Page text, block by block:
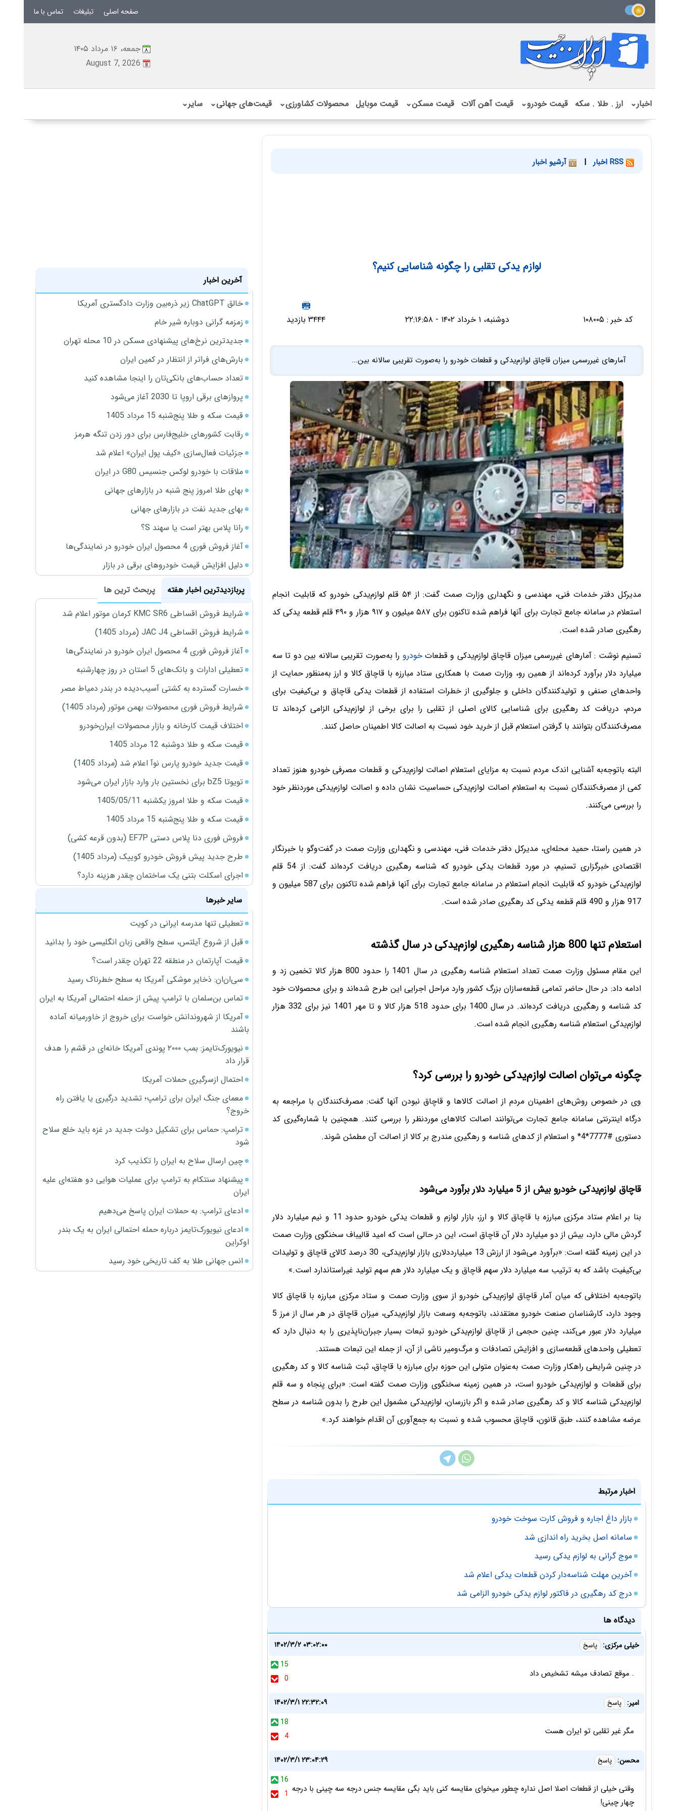
صفحه اصلی تبلیغات تماس با ما
جمعه، ۱۶ مرداد ۱۴۰۵
August 7, 2026
اخبار⌄ ارز . طلا . سکه قیمت خودرو⌄ قیمت آهن آلات قیمت مسکن⌄ قیمت موبایل محصولات کشاورزی⌄ قیمت‌های جهانی⌄ سایر⌄
| آرشیو اخبار
لوازم یدکی تقلبی را چگونه شناسایی کنیم؟
کد خبر : ۱۰۸۰۰۵ دوشنبه، ۱ خرداد ۱۴۰۲ - ۲۲:۱۶:۵۸ ۳۴۴۴ بازدید
آمارهای غیررسمی میزان قاچاق لوازم‌یدکی و قطعات خودرو را به‌صورت تقریبی سالانه بین...
مدیرکل دفتر خدمات فنی، مهندسی و نگهداری وزارت صمت گفت: از ۵۴ قلم لوازم‌یدکی خودرو که قابلیت انجام
استعلام در سامانه جامع تجارت برای آنها فراهم شده تاکنون برای ۵۸۷ میلیون و ۹۱۷ هزار و ۴۹۰ قلم قطعه یدکی کد
رهگیری صادر شده است.
تسنیم نوشت : آمارهای غیررسمی میزان قاچاق لوازم‌یدکی و قطعاتخودرو را به‌صورت تقریبی سالانه بین دو تا سه
میلیارد دلار برآورد کرده‌اند از همین رو، وزارت صمت با همکاری ستاد مبارزه با قاچاق کالا و ارز به‌منظور حمایت از
واحدهای صنفی و تولیدکنندگان داخلی و جلوگیری از خطرات استفاده از قطعات یدکی قاچاق و بی‌کیفیت برای
مردم، دریافت کد رهگیری برای شناسایی کالای اصلی از تقلبی را برای برخی از لوازم‌یدکی الزامی کرده‌اند تا
مصرف‌کنندگان بتوانند با گرفتن استعلام قبل از خرید خود نسبت به اصالت کالا اطمینان حاصل کنند.
البته باتوجه‌به آشنایی اندک مردم نسبت به مزایای استعلام اصالت لوازم‌یدکی و قطعات مصرفی خودرو هنوز تعداد
کمی از مصرف‌کنندگان نسبت به استعلام اصالت لوازم‌یدکی حساسیت نشان داده و اصالت لوازم‌یدکی موردنظر خود
را بررسی می‌کنند.
در همین راستا، حمید محله‌ای، مدیرکل دفتر خدمات فنی، مهندسی و نگهداری وزارت صمت در گفت‌وگو با خبرنگار
اقتصادی خبرگزاری تسنیم، در مورد قطعات یدکی خودرو که شناسه رهگیری دریافت کرده‌اند گفت: از 54 قلم
لوازم‌یدکی خودرو که قابلیت انجام استعلام در سامانه جامع تجارت برای آنها فراهم شده تاکنون برای 587 میلیون و
917 هزار و 490 قلم قطعه یدکی کد رهگیری صادر شده است.
استعلام تنها 800 هزار شناسه رهگیری لوازم‌یدکی در سال گذشته
این مقام مسئول وزارت صمت تعداد استعلام شناسه رهگیری در سال 1401 را حدود 800 هزار کالا تخمین زد و
ادامه داد: در حال حاضر تمامی قطعه‌سازان بزرگ کشور وارد مراحل اجرایی این طرح شده‌اند و برای محصولات خود
کد شناسه و رهگیری دریافت کرده‌اند. در سال 1400 برای حدود 518 هزار کالا و تا مهر 1401 نیز برای 332 هزار
لوازم‌یدکی استعلام شناسه رهگیری انجام شده است.
چگونه می‌توان اصالت لوازم‌یدکی خودرو را بررسی کرد؟
وی در خصوص روش‌های اطمینان مردم از اصالت کالاها و قاچاق نبودن آنها گفت: مصرف‌کنندگان با مراجعه به
درگاه اینترنتی سامانه جامع تجارت می‌توانند اصالت کالاهای موردنظر را بررسی کنند. همچنین با شماره‌گیری کد
دستوری #7777*4* و استعلام از کدهای شناسه و رهگیری مندرج بر کالا از اصالت آن مطمئن شوند.
قاچاق لوازم‌یدکی خودرو بیش از 5 میلیارد دلار برآورد می‌شود
بنا بر اعلام ستاد مرکزی مبارزه با قاچاق کالا و ارز، بازار لوازم و قطعات یدکی خودرو حدود 11 و نیم میلیارد دلار
گردش مالی دارد، بیش از دو میلیارد دلار آن قاچاق است، این در حالی است که امید قالیباف سخنگوی وزارت صمت
در این زمینه گفته است: «برآورد می‌شود از ارزش 13 میلیارددلاری بازار لوازم‌یدکی، 30 درصد کالای قاچاق و تولیدات
بی‌کیفیت باشد که به ترتیب سه میلیارد دلار سهم قاچاق و یک میلیارد دلار هم سهم تولید غیراستاندارد است.»
باتوجه‌به اختلافی که میان آمار قاچاق لوازم‌یدکی خودرو از سوی وزارت صمت و ستاد مرکزی مبارزه با قاچاق کالا
وجود دارد، کارشناسان صنعت خودرو معتقدند، باتوجه‌به وسعت بازار لوازم‌یدکی، میزان قاچاق در هر سال از مرز 5
میلیارد دلار عبور می‌کند، چنین حجمی از قاچاق لوازم‌یدکی خودرو تبعات بسیار جبران‌ناپذیری را به دنبال دارد که
تعطیلی واحد‌های قطعه‌سازی و افزایش تصادفات و مرگ‌ومیر ناشی از آن، از جمله این تبعات هستند.
در چنین شرایطی راهکار وزارت صمت به‌عنوان متولی این حوزه برای مبارزه با قاچاق، ثبت شناسه کالا و کد رهگیری
برای قطعات و لوازم‌یدکی خودرو است، در همین زمینه سخنگوی وزارت صمت گفته است: «برای پنجاه و سه قلم
لوازم‌یدکی شناسه کالا و کد رهگیری صادر شده و اگر بازرسان، لوازم‌یدکی مشمول این طرح را بدون شناسه در سطح
عرضه مشاهده کنند، طبق قانون، قاچاق محسوب شده و نسبت به جمع‌آوری آن اقدام خواهند کرد.»
اخبار مرتبط
بازار داغ اجاره و فروش کارت سوخت خودرو
سامانه اصل بخرید راه اندازی شد
موج گرانی به لوازم یدکی رسید
آخرین مهلت شناسه‌دار کردن قطعات یدکی اعلام شد
درج کد رهگیری در فاکتور لوازم یدکی خودرو الزامی شد
دیدگاه ها
خیلی مرکزی: پاسخ
۱۴۰۲/۳/۲ ۰۳:۰۲:۰۰
15
0
. موقع تصادف میشه تشخیص داد
امیر: پاسخ
۱۴۰۲/۳/۱ ۲۲:۳۲:۰۹
18
4
مگر غیر تقلبی تو ایران هست
محسن: پاسخ
۱۴۰۲/۳/۱ ۲۳:۰۴:۲۹
16
1 وقتی خیلی از قطعات اصلا اصل نداره چطور میخوای مقایسه کنی باید بگی مقایسه جنس درجه سه چینی با درجه
چهار چینی!
آخرین اخبار
خالق ChatGPT زیر ذره‌بین وزارت دادگستری آمریکا
زمزمه گرانی دوباره شیر خام
جدیدترین نرخ‌های پیشنهادی مسکن در 10 محله تهران
بارش‌های فراتر از انتظار در کمین ایران
تعداد حساب‌های بانکی‌تان را اینجا مشاهده کنید
پروازهای برقی اروپا تا 2030 آغاز می‌شود
قیمت سکه و طلا پنج‌شنبه 15 مرداد 1405
رقابت کشورهای خلیج‌فارس برای دور زدن تنگه هرمز
جزئیات فعال‌سازی «کیف پول ایران» اعلام شد
ملاقات با خودرو لوکس جنسیس G80 در ایران
بهای طلا امروز پنج شنبه در بازارهای جهانی
بهای جدید نفت در بازارهای جهانی
رانا پلاس بهتر است یا سهند S؟
آغاز فروش فوری 4 محصول ایران خودرو در نمایندگی‌ها
دلیل افزایش قیمت خودروهای برقی در بازار
پربازدیدترین اخبار هفته
پربحث ترین ها
شرایط فروش اقساطی KMC SR6 کرمان موتور اعلام شد
شرایط فروش اقساطی JAC J4 (مرداد 1405)
آغاز فروش فوری 4 محصول ایران خودرو در نمایندگی‌ها
تعطیلی ادارات و بانک‌های 5 استان در روز چهارشنبه
خسارت گسترده به کشتی آسیب‌دیده در بندر دمیاط مصر
شرایط فروش فوری محصولات بهمن موتور (مرداد 1405)
اختلاف قیمت کارخانه و بازار محصولات ایران‌خودرو
قیمت سکه و طلا دوشنبه 12 مرداد 1405
قیمت جدید خودرو پارس نوآ اعلام شد (مرداد 1405)
تویوتا bZ5 برای نخستین بار وارد بازار ایران می‌شود
قیمت سکه و طلا امروز یکشنبه 1405/05/11
قیمت سکه و طلا پنج‌شنبه 15 مرداد 1405
فروش فوری دنا پلاس دستی EF7P (بدون قرعه کشی)
طرح جدید پیش فروش خودرو کوییک (مرداد 1405)
اجرای اسکلت بتنی یک ساختمان چقدر هزینه دارد؟
سایر خبرها
تعطیلی تنها مدرسه ایرانی در کویت
قبل از شروع آیلتس، سطح واقعی زبان انگلیسی خود را بدانید
قیمت آپارتمان در منطقه 22 تهران چقدر است؟
سی‌ان‌ان: ذخایر موشکی آمریکا به سطح خطرناک رسید
تماس بن‌سلمان با ترامپ پیش از حمله احتمالی آمریکا به ایران
آمریکا از شهروندانش خواست برای خروج از خاورمیانه آماده
باشند
نیویورک‌تایمز: بمب ۲۰۰۰ پوندی آمریکا خانه‌ای در قشم را هدف
قرار داد
احتمال ازسرگیری حملات آمریکا
معمای جنگ ایران برای ترامپ؛ تشدید درگیری یا یافتن راه
خروج؟
ترامپ: حماس برای تشکیل دولت جدید در غزه باید خلع سلاح
شود
چین ارسال سلاح به ایران را تکذیب کرد
پیشنهاد سنتکام به ترامپ برای عملیات هوایی دو هفته‌ای علیه
ایران
ادعای ترامپ: به حملات ایران پاسخ می‌دهیم
ادعای نیویورک‌تایمز درباره حمله احتمالی ایران به یک بندر
اوکراین
انس جهانی طلا به کف تاریخی خود رسید